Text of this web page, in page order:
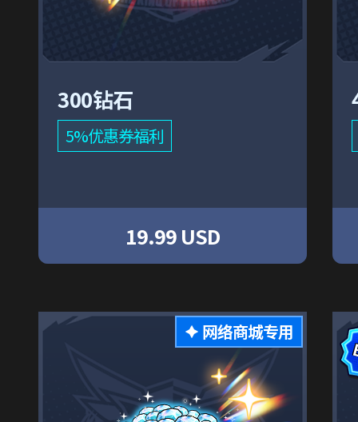
300钻石
5%优惠券福利
19.99 USD
网络商城专用